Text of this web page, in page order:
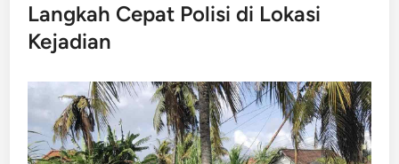
Langkah Cepat Polisi di Lokasi
Kejadian